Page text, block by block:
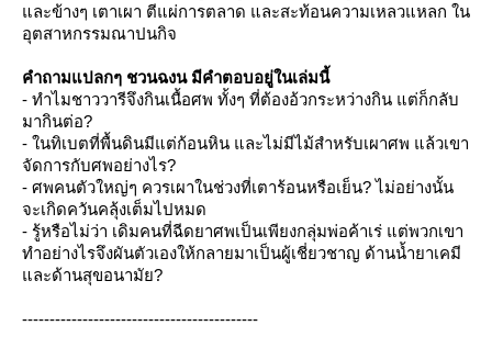
ละข้างๆ เตาเผา ตีแผ่การตลาด และสะท้อนความเหลวแหลก ใน
อุตสาหกรรมณาปนกิจ
คําถามแปลกๆ ชวนฉงน มีคําตอบอยู่ในเล่มนี้
- ทําไมชาววารีจึงกินเนื้อศพ ทั้งๆ ที่ต้องอ้วกระหว่างกิน แต่ก็กลับ
มากินต่อ?
- ในทิเบตที่พื้นดินมีแต่ก้อนหิน และไม่มีไม้สําหรับเผาศพ แล้วเขา
จัดการกับศพอย่างไร?
- ศพคนตัวใหญ่ๆ ควรเผาในช่วงที่เตาร้อนหรือเย็น? ไม่อย่างนั้น
จะเกิดควันคลุ้งเต็มไปหมด
- รู้หรือไม่ว่า เดิมคนที่ฉีดยาศพเป็นเพียงกลุ่มพ่อค้าเร่ แต่พวกเขา
ทําอย่างไรจึงผันตัวเองให้กลายมาเป็นผู้เชี่ยวชาญ ด้านน้ำยาเคมี
ละด้านสุขอนามัย?
-------------------------------------------